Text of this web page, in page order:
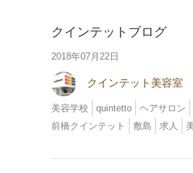
クインテットブログ
2018年07月22日
クインテット美容室
美容学校 quintetto ヘアサロン
前橋クインテット
敷島 求人